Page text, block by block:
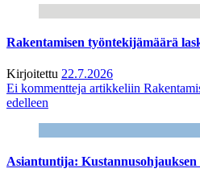
Rakentamisen työntekijämäärä
Kirjoitettu 22.7.2026
Ei kommentteja artikkeliin
edelleen
Asiantuntija: Kustannusohjauksen